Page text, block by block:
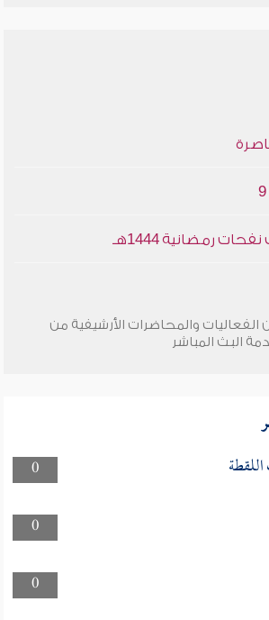
رمضانية 1444هـ
الفعاليات والمحاضرات الأرشيفية من
البث المباشر
0
0
0